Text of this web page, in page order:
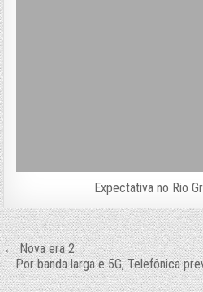
Expectativa no Rio
Navegação
de
← Nova era 2
Por banda larga e 5G, Telefônica